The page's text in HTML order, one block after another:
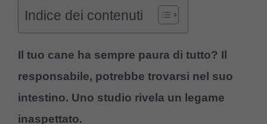
Indice dei contenuti
Il tuo cane ha sempre paura di tutto? Il
responsabile, potrebbe trovarsi nel suo
intestino. Uno studio rivela un legame
inaspettato.